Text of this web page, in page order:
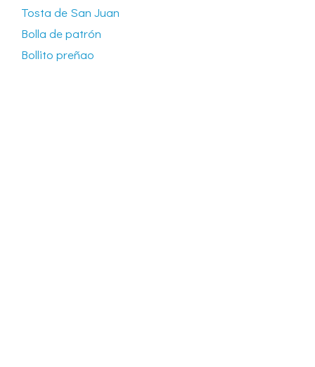
Tosta de San Juan
Bolla de patrón
Bollito preñao